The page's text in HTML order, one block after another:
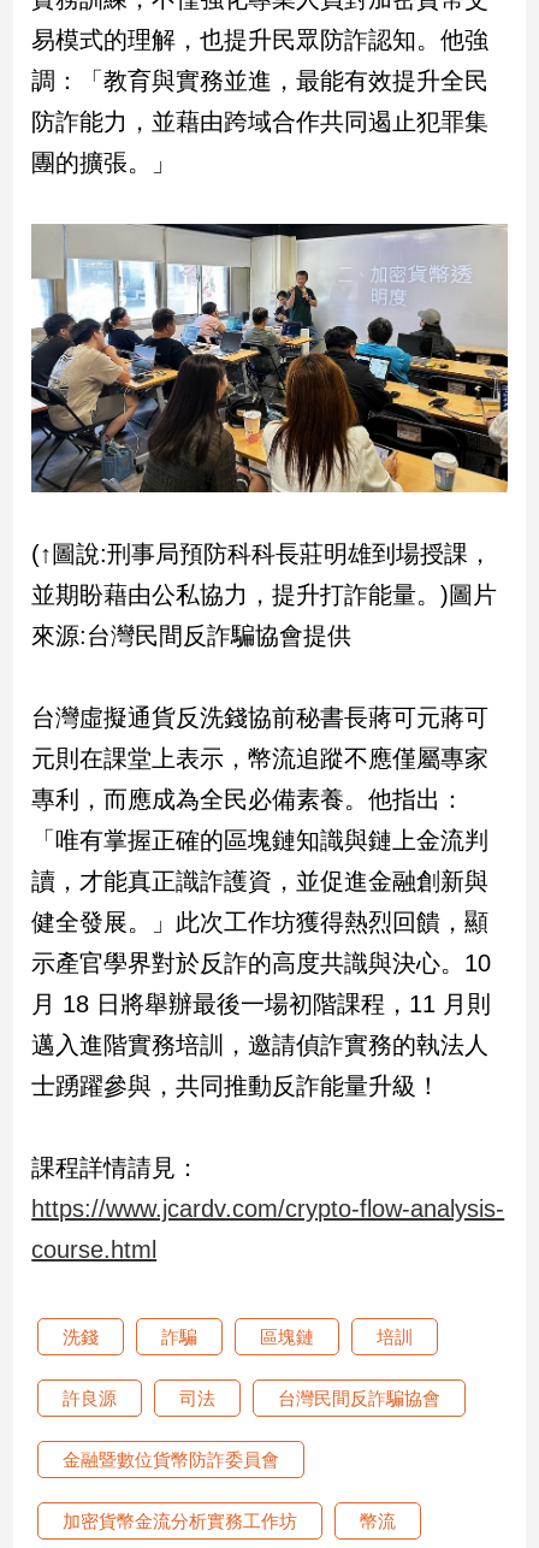
建
築/
室
內
設
計
遊/
星
座/
理
消
費
健
子/
感
情
藝
文
創
／
電
影
薦
科
技/
遊
戲
動
寵
影
音
區
體
易模式的理解，也提升民眾防詐認知。他強
調：「教育與實務並進，最能有效提升全民
防詐能力，並藉由跨域合作共同遏止犯罪集
團的擴張。」
(↑圖說:刑事局預防科科長莊明雄到場授課，
並期盼藉由公私協力，提升打詐能量。)圖片
來源:台灣民間反詐騙協會提供
台灣虛擬通貨反洗錢協前秘書長蔣可元蔣可
元則在課堂上表示，幣流追蹤不應僅屬專家
專利，而應成為全民必備素養。他指出：
「唯有掌握正確的區塊鏈知識與鏈上金流判
讀，才能真正識詐護資，並促進金融創新與
健全發展。」此次工作坊獲得熱烈回饋，顯
示產官學界對於反詐的高度共識與決心。10
月 18 日將舉辦最後一場初階課程，11 月則
邁入進階實務培訓，邀請偵詐實務的執法人
士踴躍參與，共同推動反詐能量升級！
課程詳情請見：
https://www.jcardv.com/crypto-flow-analysis-
course.html
洗錢 詐騙 區塊鏈 培訓
許良源 司法 台灣民間反詐騙協會
金融暨數位貨幣防詐委員會
加密貨幣金流分析實務工作坊 幣流